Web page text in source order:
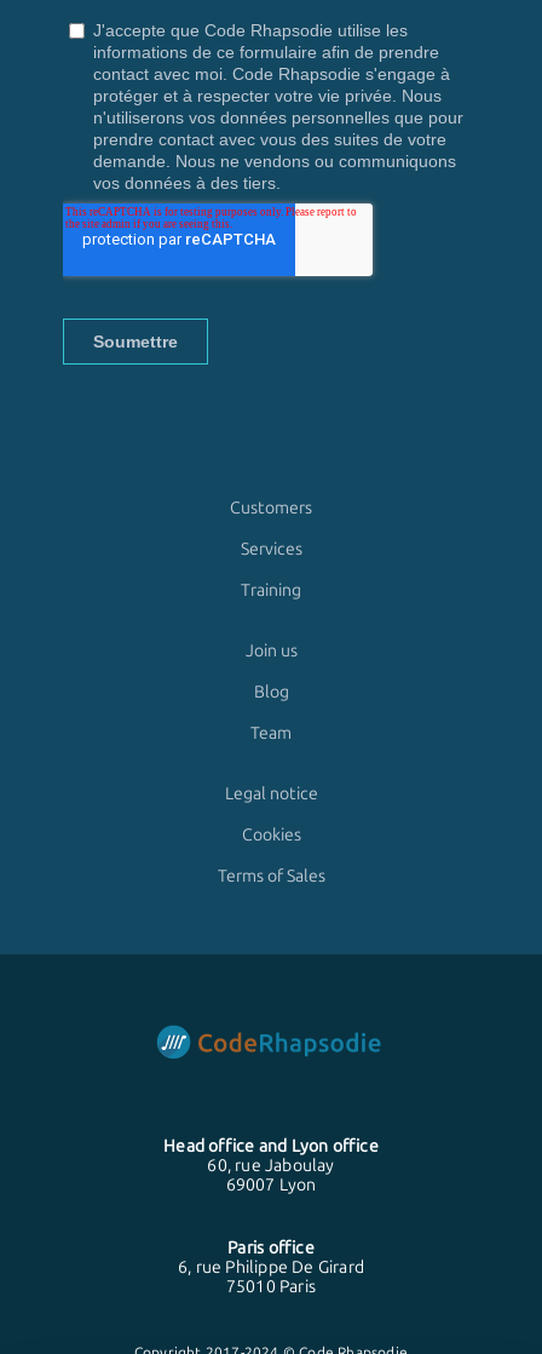
Customers
Services
Training
Join us
Blog
Team
Legal notice
Cookies
Terms of Sales
Head office and Lyon office
60, rue Jaboulay
69007 Lyon
Paris office
6, rue Philippe De Girard
75010 Paris